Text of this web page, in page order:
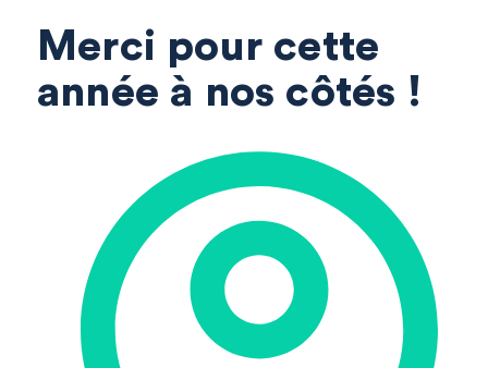
Merci pour cette
année à nos côtés !